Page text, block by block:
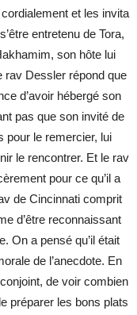
et les invita
entretenu de Tora,
son hôte lui
rav Dessler répond que
d’avoir hébergé son
pas que son invité de
pour le remercier, lui
le rencontrer. Et le rav
pour ce qu’il a
de Cincinnati comprit
d’être reconnaissant
On a pensé qu’il était
de l’anecdote. En
de voir combien
préparer les bons plats